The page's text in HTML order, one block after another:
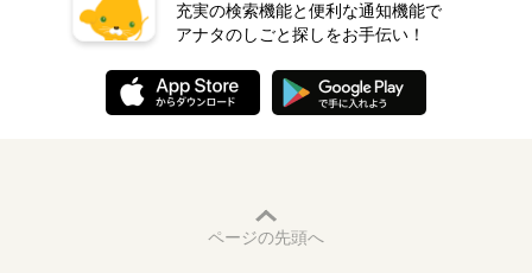
充実の検索機能と便利な通知機能で
アナタのしごと探しをお手伝い！
ページの先頭へ